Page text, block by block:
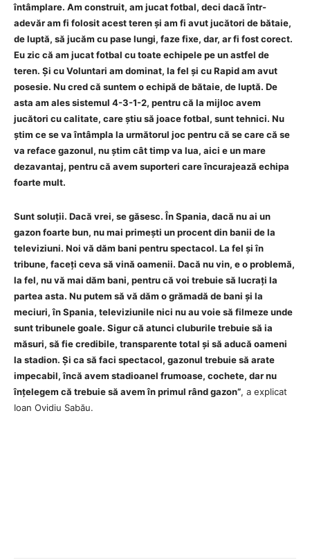
întâmplare. Am construit, am jucat fotbal, deci dacă într-
adevăr am fi folosit acest teren și am fi avut jucători de bătaie,
de luptă, să jucăm cu pase lungi, faze fixe, dar, ar fi fost corect.
Eu zic că am jucat fotbal cu toate echipele pe un astfel de
teren. Și cu Voluntari am dominat, la fel și cu Rapid am avut
posesie. Nu cred că suntem o echipă de bătaie, de luptă. De
asta am ales sistemul 4-3-1-2, pentru că la mijloc avem
jucători cu calitate, care știu să joace fotbal, sunt tehnici. Nu
știm ce se va întâmpla la următorul joc pentru că se care că se
va reface gazonul, nu știm cât timp va lua, aici e un mare
dezavantaj, pentru că avem suporteri care încurajează echipa
foarte mult.
Sunt soluții. Dacă vrei, se găsesc. În Spania, dacă nu ai un
gazon foarte bun, nu mai primești un procent din banii de la
televiziuni. Noi vă dăm bani pentru spectacol. La fel și în
tribune, faceți ceva să vină oamenii. Dacă nu vin, e o problemă,
la fel, nu vă mai dăm bani, pentru că voi trebuie să lucrați la
partea asta. Nu putem să vă dăm o grămadă de bani și la
meciuri, în Spania, televiziunile nici nu au voie să filmeze unde
sunt tribunele goale. Sigur că atunci cluburile trebuie să ia
măsuri, să fie credibile, transparente total și să aducă oameni
la stadion. Și ca să faci spectacol, gazonul trebuie să arate
impecabil, încă avem stadioanel frumoase, cochete, dar nu
înțelegem că trebuie să avem în primul rând gazon”, a explicat
Ioan Ovidiu Sabău.